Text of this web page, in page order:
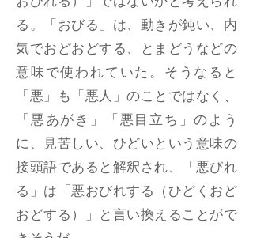
る。「おびる」は、動きが鈍い、内
気でおどおどする、とまどうなどの
意味で使われていた。そうなると
「悪」も「悪人」のことではなく、
「悪あがき」「悪目立ち」のよう
に、見苦しい、ひどいという意味の
接頭語であると解釈され、「悪びれ
る」は「悪おびれする（ひどくおど
おどする）」と言い換えることがで